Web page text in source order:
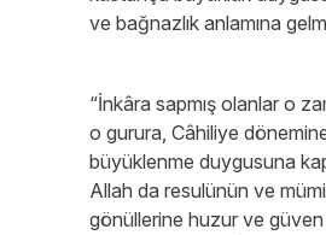
ve bağnazlık anlamına
“İnkâra sapmış olanlar o
o gurura, Câhiliye
büyüklenme duygusuna
Allah da resulünün ve
gönüllerine huzur ve